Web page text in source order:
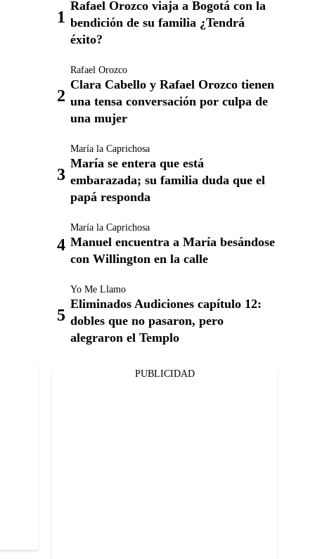
Rafael Orozco viaja a Bogotá con la
bendición de su familia ¿Tendrá
éxito?
Rafael Orozco
Clara Cabello y Rafael Orozco tienen
una tensa conversación por culpa de
una mujer
María la Caprichosa
María se entera que está
embarazada; su familia duda que el
papá responda
María la Caprichosa
Manuel encuentra a María besándose
con Willington en la calle
Yo Me Llamo
Eliminados Audiciones capítulo 12:
dobles que no pasaron, pero
alegraron el Templo
PUBLICIDAD